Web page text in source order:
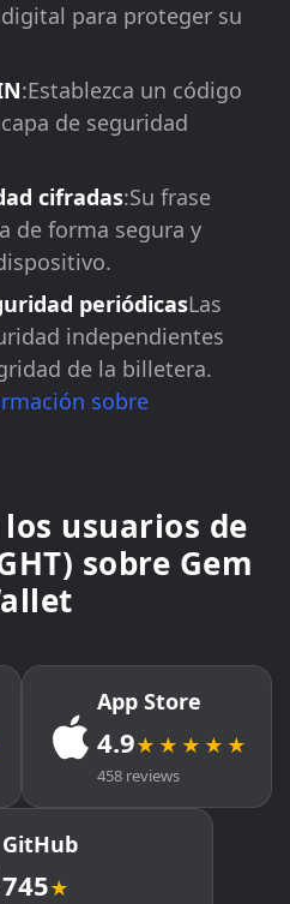
para proteger su
:Establezca un código
de seguridad
cifradas:Su frase
de forma segura y
periódicasLas
independientes
de la billetera.
sobre
usuarios de
sobre Gem
App Store
4.9★★★★★
458 reviews
GitHub
745★